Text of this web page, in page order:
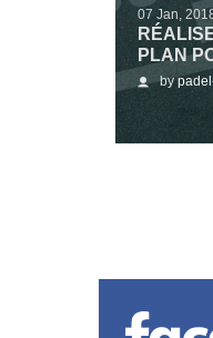
07 Jan,
PLAN
by